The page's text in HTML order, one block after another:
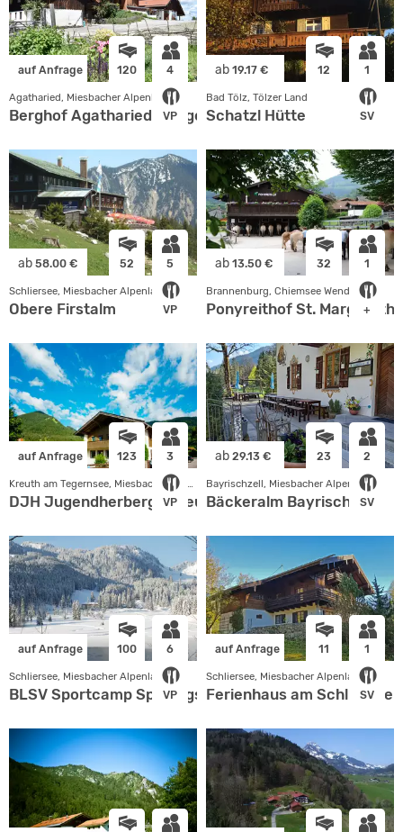
auf Anfrage 120 4
VP
Agatharied, Miesbacher Alpenland
Berghof Agatharied / Jugend- und Gruppenhaus
ab 19.17 € 12 1
SV
Bad Tölz, Tölzer Land
Schatzl Hütte
ab 58.00 € 52 5
VP
Schliersee, Miesbacher Alpenland
Obere Firstalm
ab 13.50 € 32 1
+
Brannenburg, Chiemsee Wendelstein
Ponyreithof St.
auf Anfrage 123 3
VP
Kreuth am Tegernsee, Miesbacher Alpenland
DJH Jugendherberge Kreuth/Tegernsee
ab 29.13 € 23 2
SV
Bayrischzell, Miesbacher Alpenland
Bäckeralm Bayrischzell
auf Anfrage 100 6
VP
Schliersee, Miesbacher Alpenland
BLSV Sportcamp Spitzingsee
auf Anfrage 11 1
SV
Schliersee, Miesbacher Alpenland
Ferienhaus am Schliersee